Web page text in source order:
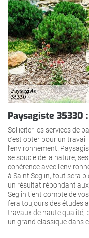
Paysagiste 35330
Solliciter les services de
c’est opter pour un
l’environnement.
se soucie de la nature,
cohérence avec
à Saint Seglin, tout sera
un résultat répondant
Seglin tient compte de
fera toujours des études
travaux de haute qualité,
un grand classique dans